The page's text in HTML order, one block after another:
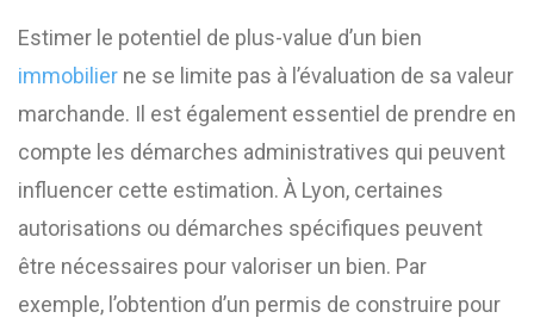
Estimer le potentiel de plus-value d’un bien
immobilier ne se limite pas à l’évaluation de sa valeur
marchande. Il est également essentiel de prendre en
compte les démarches administratives qui peuvent
influencer cette estimation. À Lyon, certaines
autorisations ou démarches spécifiques peuvent
être nécessaires pour valoriser un bien. Par
exemple, l’obtention d’un permis de construire pour